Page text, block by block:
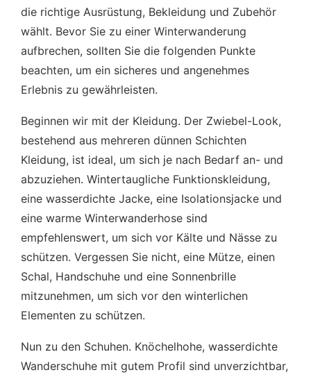
die richtige Ausrüstung, Bekleidung und Zubehör
wählt. Bevor Sie zu einer Winterwanderung
aufbrechen, sollten Sie die folgenden Punkte
beachten, um ein sicheres und angenehmes
Erlebnis zu gewährleisten.
Beginnen wir mit der Kleidung. Der Zwiebel-Look,
bestehend aus mehreren dünnen Schichten
Kleidung, ist ideal, um sich je nach Bedarf an- und
abzuziehen. Wintertaugliche Funktionskleidung,
eine wasserdichte Jacke, eine Isolationsjacke und
eine warme Winterwanderhose sind
empfehlenswert, um sich vor Kälte und Nässe zu
schützen. Vergessen Sie nicht, eine Mütze, einen
Schal, Handschuhe und eine Sonnenbrille
mitzunehmen, um sich vor den winterlichen
Elementen zu schützen.
Nun zu den Schuhen. Knöchelhohe, wasserdichte
Wanderschuhe mit gutem Profil sind unverzichtbar,